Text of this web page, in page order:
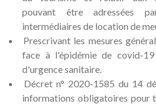
pouvant être adressées
intermédiaires de location de
Prescrivant les mesures
face à l'épidémie de covid-
d'urgence sanitaire.
Décret n° 2020-1585 du 14
informations obligatoires pour